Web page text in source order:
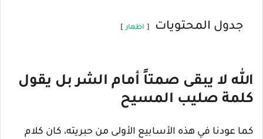
جدول المحتويات اظهار
الله لا يبقى صمتاً أمام الشر بل يقول
كلمة صليب المسيح
كما عودنا في هذه الأسابيع الأولى من حبريته، كان كلام